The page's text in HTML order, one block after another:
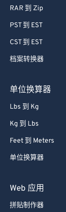
RAR 到 Zip
PST 到 EST
CST 到 EST
档案转换器
单位换算器
Lbs 到 Kg
Kg 到 Lbs
Feet 到 Meters
单位换算器
Web 应用
拼贴制作器